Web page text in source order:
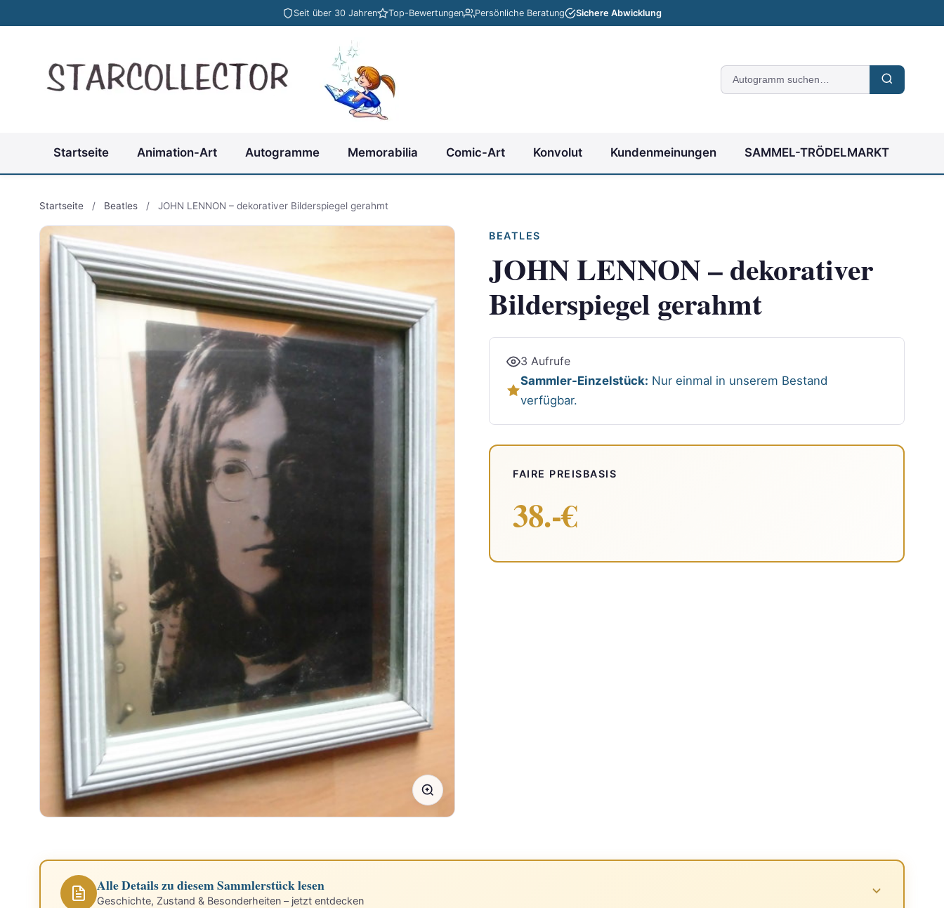
Seit über 30 Jahren Top-Bewertungen Persönliche Beratung Sichere Abwicklung
Suche
nach
Startseite Animation-Art Autogramme Memorabilia Comic-Art Konvolut Kundenmeinungen SAMMEL-TRÖDELMARKT
Startseite / Beatles / JOHN LENNON – dekorativer Bilderspiegel gerahmt
BEATLES
JOHN LENNON – dekorativer
Bilderspiegel gerahmt
3 Aufrufe
Sammler-Einzelstück: Nur einmal in unserem Bestand
verfügbar.
FAIRE PREISBASIS
38.-€
Alle Details zu diesem Sammlerstück lesen
Geschichte, Zustand & Besonderheiten – jetzt entdecken